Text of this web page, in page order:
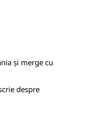
și merge cu
despre